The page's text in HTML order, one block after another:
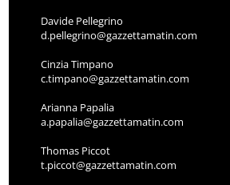
Davide Pellegrino
d.pellegrino@gazzettamatin.com
Cinzia Timpano
c.timpano@gazzettamatin.com
Arianna Papalia
a.papalia@gazzettamatin.com
Thomas Piccot
t.piccot@gazzettamatin.com